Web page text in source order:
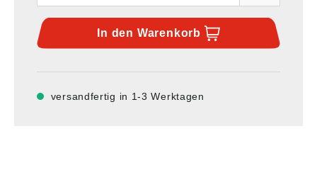
In den Warenkorb
versandfertig in 1-3 Werktagen